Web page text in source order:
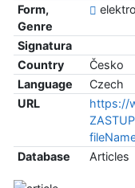
Form,
Genre
Signatura
Country
Česko
Language
Czech
URL
https://
Database
Articles